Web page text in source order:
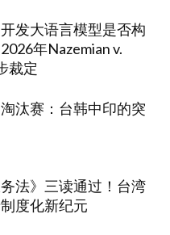
发大语言模型是否构
年Nazemian v.
裁定
汰赛：台韩中印的突
务法》三读通过！台湾
度化新纪元